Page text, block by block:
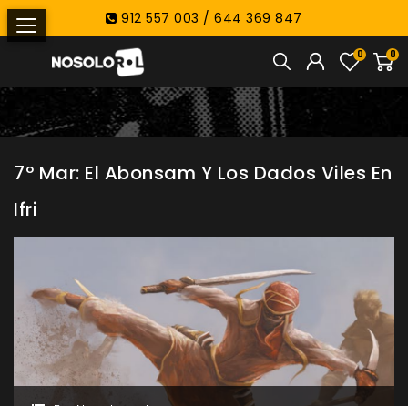
912 557 003 / 644 369 847
0
0
7º Mar: El Abonsam Y Los Dados Viles En
Ifri